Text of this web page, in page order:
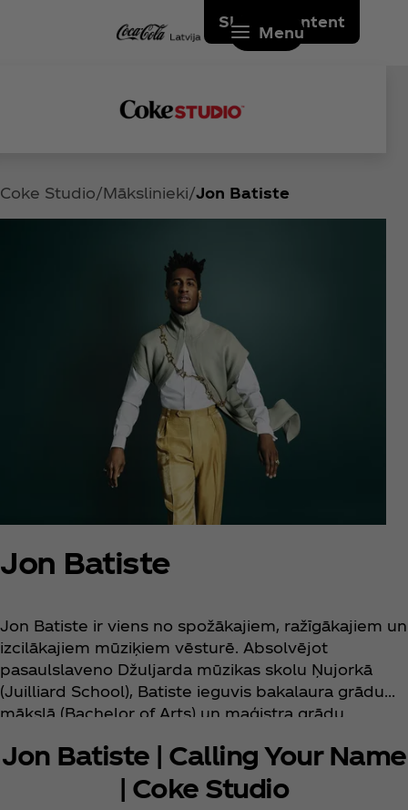
Skip to content
Menu
Coke Studio Mākslinieki Jon Batiste
Jon Batiste
Jon Batiste ir viens no spožākajiem, ražīgākajiem un
izcilākajiem mūziķiem vēsturē. Absolvējot
pasaulslaveno Džuljarda mūzikas skolu Ņujorkā
(Juilliard School), Batiste ieguvis bakalaura grādu
mākslā (Bachelor of Arts) un maģistra grādu
ieguvis Kinoakadēmijas balvu par labāko
oriģinālmūziku Disney/Pixar filmai SOUL, dalot šo
godu ar kolēģiem komponistiem Trent Reznor un
Jon Batiste | Calling Your Name
| Coke Studio